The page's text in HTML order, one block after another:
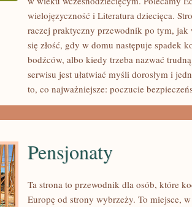
wielojęzyczność i Literatura dziecięca.
raczej praktyczny przewodnik po tym,
się złość, gdy w domu następuje spadek
bodźców, albo kiedy trzeba nazwać
serwisu jest ułatwiać myśli dorosłym i
to, co najważniejsze: poczucie
Pensjonaty
Ta strona to przewodnik dla osób, które
Europę od strony wybrzeży. To miejsce,